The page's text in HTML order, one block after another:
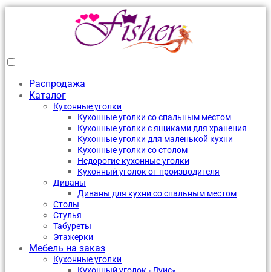
Распродажа
Каталог
Кухонные уголки
Кухонные уголки со спальным местом
Кухонные уголки с ящиками для хранения
Кухонные уголки для маленькой кухни
Кухонные уголки со столом
Недорогие кухонные уголки
Кухонный уголок от производителя
Диваны
Диваны для кухни со спальным местом
Столы
Стулья
Табуреты
Этажерки
Мебель на заказ
Кухонные уголки